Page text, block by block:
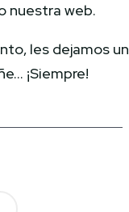
nuestra web.
les dejamos un
¡Siempre!